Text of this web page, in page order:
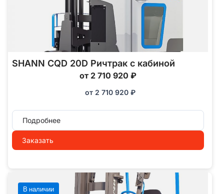
SHANN CQD 20D Ричтрак с кабиной
от 2 710 920 ₽
от 2 710 920 ₽
Подробнее
Заказать
В наличии